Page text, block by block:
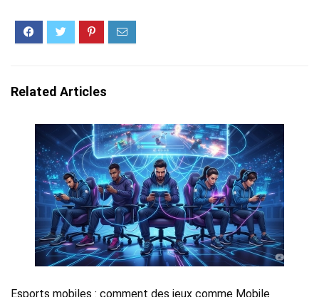
Related Articles
Esports mobiles : comment des jeux comme Mobile